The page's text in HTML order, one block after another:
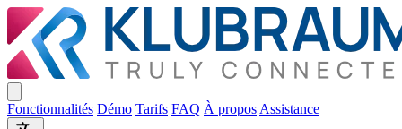
Fonctionnalités Démo Tarifs FAQ À propos Assistance